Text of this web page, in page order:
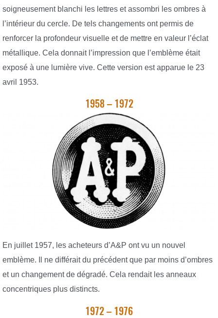
soigneusement blanchi les lettres et assombri les ombres à
l’intérieur du cercle. De tels changements ont permis de
renforcer la profondeur visuelle et de mettre en valeur l’éclat
métallique. Cela donnait l’impression que l’emblème était
exposé à une lumière vive. Cette version est apparue le 23
avril 1953.
1958 – 1972
En juillet 1957, les acheteurs d’A&P ont vu un nouvel
emblème. Il ne différait du précédent que par moins d’ombres
et un changement de dégradé. Cela rendait les anneaux
concentriques plus distincts.
1972 – 1976